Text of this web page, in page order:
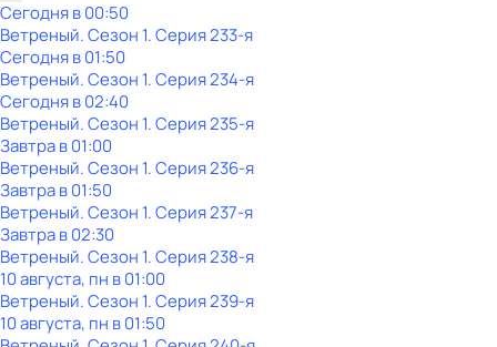
Сегодня в 00:50
Ветреный. Сезон 1. Серия 233-я
Сегодня в 01:50
Ветреный. Сезон 1. Серия 234-я
Сегодня в 02:40
Ветреный. Сезон 1. Серия 235-я
Завтра в 01:00
Ветреный. Сезон 1. Серия 236-я
Завтра в 01:50
Ветреный. Сезон 1. Серия 237-я
Завтра в 02:30
Ветреный. Сезон 1. Серия 238-я
10 августа, пн в 01:00
Ветреный. Сезон 1. Серия 239-я
10 августа, пн в 01:50